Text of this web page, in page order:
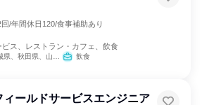
/年間休日120/食事補助あり
ス、レストラン・カフェ、飲食
、石川県、福井県、山梨県、長野県、岐阜県、静岡県、愛知県、三重県、滋賀県、京都府、大阪府、兵庫県、奈良県、山口県、福岡県、熊本県、宮崎県 飲食
ィールドサービスエンジニア